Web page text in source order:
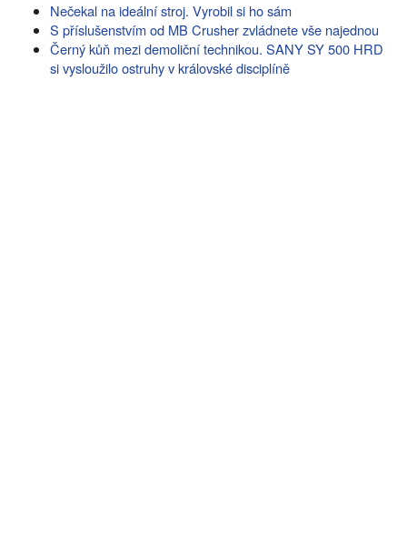
Nečekal na ideální stroj. Vyrobil si ho sám
S příslušenstvím od MB Crusher zvládnete vše najednou
Černý kůň mezi demoliční technikou. SANY SY 500 HRD
si vysloužilo ostruhy v královské disciplíně